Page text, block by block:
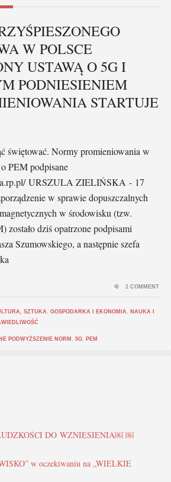
W POLSCE
USTAWĄ O 5G I
PODNIESIENIEM
STARTUJE
świętować. Normy promieniowania w
PEM podpisane
URSZULA ZIELIŃSKA - 17
w sprawie dopuszczalnych
w środowisku (tzw.
zostało dziś opatrzone podpisami
Szumowskiego, a następnie szefa
SZTUKA GOSPODARKA I EKONOMIA
NAUKA I
PODWYŻSZENIE NORM 5G PEM
1 COMMENT
DO WZNIESIENIA￼ ￼
w oczekiwaniu na „WIELKIE